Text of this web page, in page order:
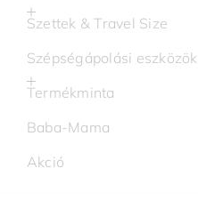
Szettek & Travel Size
Szépségápolási eszközök
Termékminta
Baba-Mama
Akció